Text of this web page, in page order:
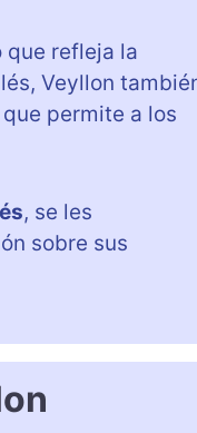
que refleja la
Veyllon
que permite a los
, se les
sobre sus